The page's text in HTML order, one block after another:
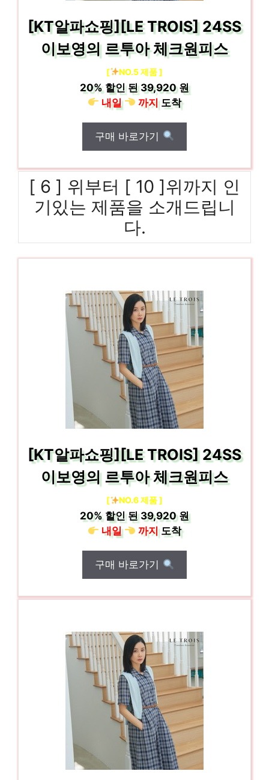
[KT알파쇼핑][LE TROIS] 24SS
이보영의 르투아 체크원피스
[ NO.5 제품 ]
20% 할인 된39,920 원
내일
까지도착
구매 바로가기
[ 6 ] 위부터 [ 10 ]위까지 인
기있는 제품을 소개드립니
다.
[KT알파쇼핑][LE TROIS] 24SS
이보영의 르투아 체크원피스
[ NO.6 제품 ]
20%할인 된39,920 원
내일
까지도착
구매 바로가기